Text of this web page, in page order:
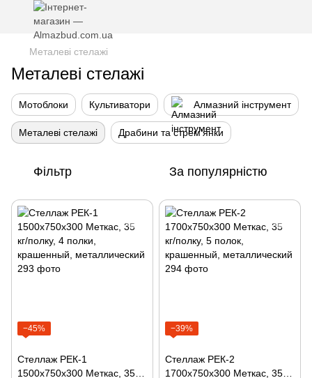
Металеві стелажі
Металеві стелажі
Мотоблоки Культиватори Алмазний інструмент
Металеві стелажі Драбини та стрем'янки
Фільтр За популярністю
−45%
Стеллаж РЕК-1
1500х750х300 Меткас, 35
−39%
Стеллаж РЕК-2
1700х750х300 Меткас, 35